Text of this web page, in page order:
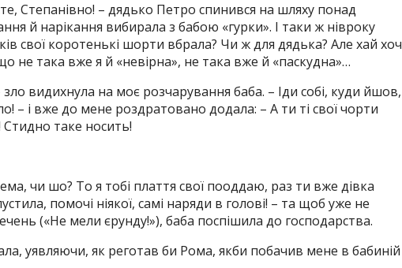
Степанівно! – дядько Петро спинився на шляху понад
й нарікання вибирала з бабою «гурки». І таки ж нівроку
свої коротенькі шорти вбрала? Чи ж для дядька? Але хай хоч
не така вже я й «невірна», не така вже й «паскудна»…
зло видихнула на моє розчарування баба. – Іди собі, куди йшов,
– і вже до мене роздратовано додала: – А ти ті свої чорти
таке носить!
чи шо? То я тобі плаття свої пооддаю, раз ти вже дівка
помочі ніякої, самі наряди в голові! – та щоб уже не
(«Не мели єрунду!»), баба поспішила до господарства.
уявляючи, як реготав би Рома, якби побачив мене в бабиній